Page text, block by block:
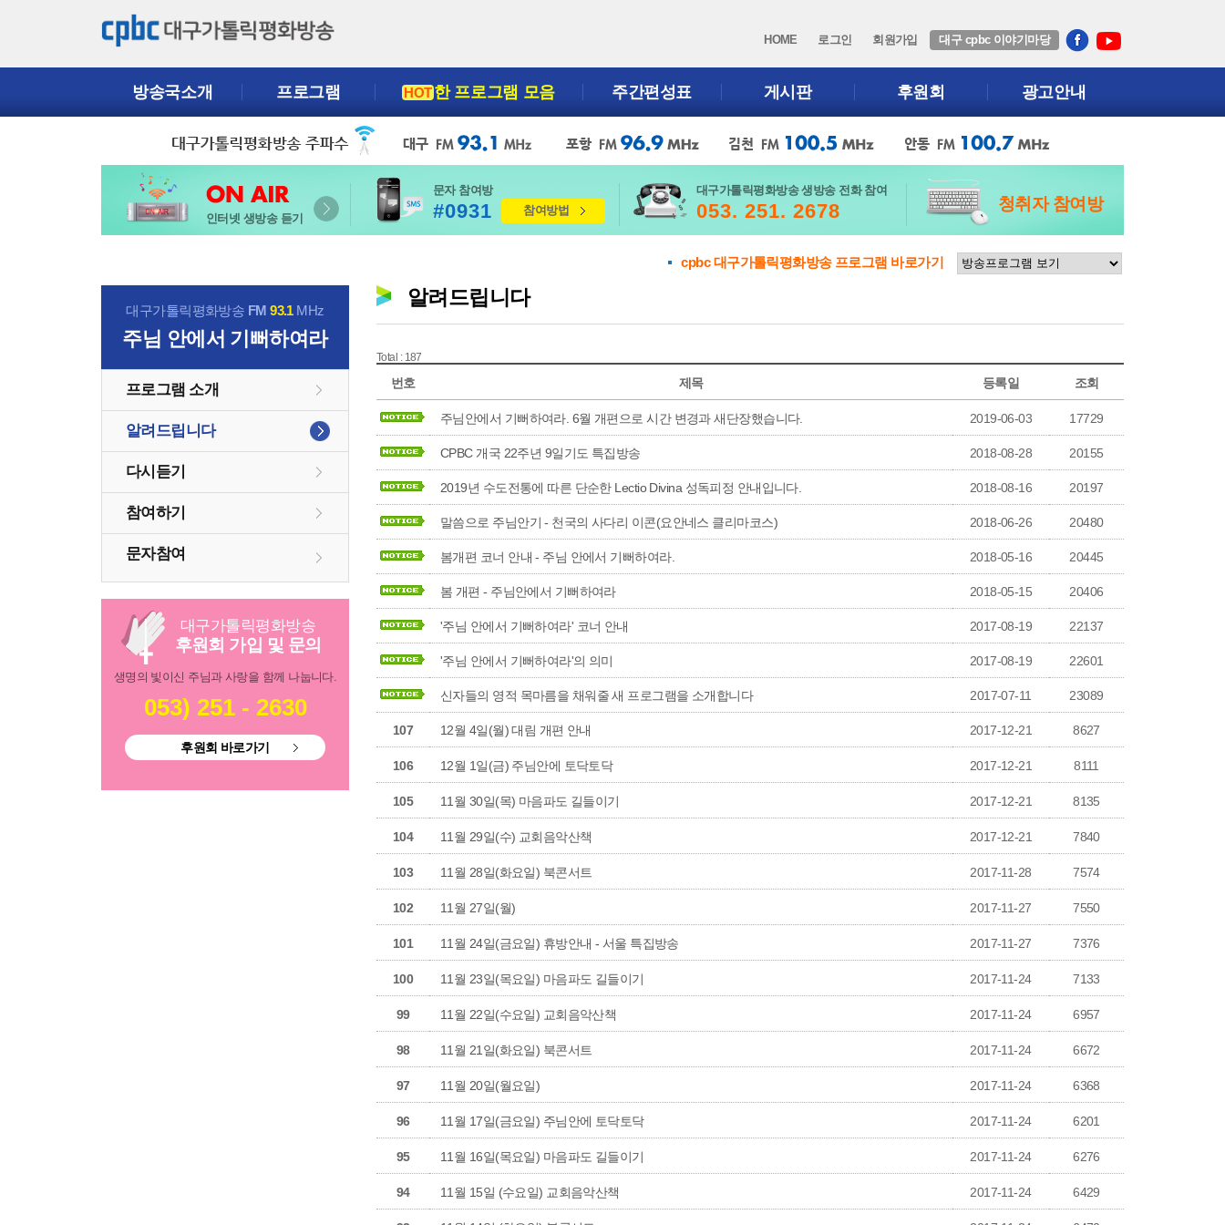
HOME 로그인 회원가입 대구 cpbc 이야기마당
방송국소개 프로그램 HOT한 프로그램 모음 주간편성표 게시판 후원회 광고안내
인터넷 생방송 듣기
문자 참여방
#0931 참여방법
대구가톨릭평화방송 생방송 전화 참여
053. 251. 2678 청취자 참여방
cpbc 대구가톨릭평화방송 프로그램 바로가기
대구가톨릭평화방송 FM93.1MHz
주님 안에서 기뻐하여라
프로그램 소개
알려드립니다
다시듣기
참여하기
문자참여
대구가톨릭평화방송
후원회 가입 및 문의
생명의 빛이신 주님과 사랑을 함께 나눕니다.
053) 251 - 2630
후원회 바로가기
알려드립니다
Total : 187
번호 제목 등록일 조회
주님안에서 기뻐하여라. 6월 개편으로 시간 변경과 새단장했습니다. 2019-06-03 17729
CPBC 개국 22주년 9일기도 특집방송 2018-08-28 20155
2019년 수도전통에 따른 단순한 Lectio Divina 성독피정 안내입니다. 2018-08-16 20197
말씀으로 주님안기 - 천국의 사다리 이콘(요안네스 클리마코스) 2018-06-26 20480
봄개편 코너 안내 - 주님 안에서 기뻐하여라. 2018-05-16 20445
봄 개편 - 주님안에서 기뻐하여라 2018-05-15 20406
'주님 안에서 기뻐하여라' 코너 안내 2017-08-19 22137
'주님 안에서 기뻐하여라'의 의미 2017-08-19 22601
신자들의 영적 목마름을 채워줄 새 프로그램을 소개합니다 2017-07-11 23089
107 12월 4일(월) 대림 개편 안내 2017-12-21 8627
106 12월 1일(금) 주님안에 토닥토닥 2017-12-21 8111
105 11월 30일(목) 마음파도 길들이기 2017-12-21 8135
104 11월 29일(수) 교회음악산책 2017-12-21 7840
103 11월 28일(화요일) 북콘서트 2017-11-28 7574
102 11월 27일(월) 2017-11-27 7550
101 11월 24일(금요일) 휴방안내 - 서울 특집방송 2017-11-27 7376
100 11월 23일(목요일) 마음파도 길들이기 2017-11-24 7133
99 11월 22일(수요일) 교회음악산책 2017-11-24 6957
98 11월 21일(화요일) 북콘서트 2017-11-24 6672
97 11월 20일(월요일) 2017-11-24 6368
96 11월 17일(금요일) 주님안에 토닥토닥 2017-11-24 6201
95 11월 16일(목요일) 마음파도 길들이기 2017-11-24 6276
94 11월 15일 (수요일) 교회음악산책 2017-11-24 6429